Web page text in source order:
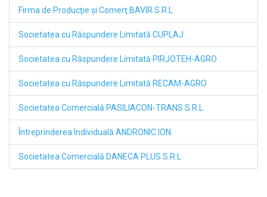
Firma de Producţie şi Comerţ BAVIR S.R.L
Societatea cu Răspundere Limitată CUPLAJ
Societatea cu Răspundere Limitată PIRJOTEH-AGRO
Societatea cu Răspundere Limitată RECAM-AGRO
Societatea Comercială PASILIACON-TRANS S.R.L
Întreprinderea Individuală ANDRONIC ION
Societatea Comercială DANECA PLUS S.R.L